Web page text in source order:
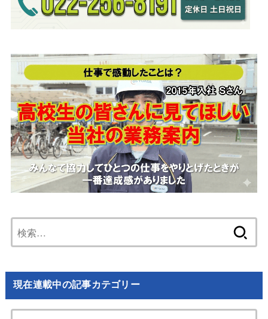
索:
現在連載中の記事カテゴリー